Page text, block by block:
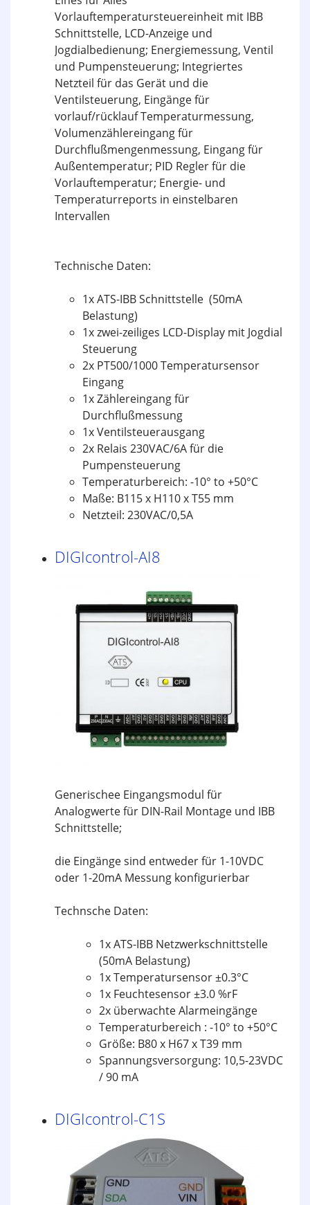
Vorlauftemperatursteuereinheit mit IBB
Schnittstelle, LCD-Anzeige und
Jogdialbedienung; Energiemessung, Ventil
und Pumpensteuerung; Integriertes
Netzteil für das Gerät und die
Ventilsteuerung, Eingänge für
vorlauf/rücklauf Temperaturmessung,
Volumenzählereingang für
Durchflußmengenmessung, Eingang für
Außentemperatur; PID Regler für die
Vorlauftemperatur; Energie- und
Temperaturreports in einstelbaren
Intervallen
Technische Daten:
1x ATS-IBB Schnittstelle (50mA
Belastung)
1x zwei-zeiliges LCD-Display mit Jogdial
Steuerung
2x PT500/1000 Temperatursensor
Eingang
1x Zählereingang für
Durchflußmessung
1x Ventilsteuerausgang
2x Relais 230VAC/6A für die
Pumpensteuerung
Temperaturbereich: -10° to +50°C
Maße: B115 x H110 x T55 mm
Netzteil: 230VAC/0,5A
DIGIcontrol-AI8
Generischee Eingangsmodul für
Analogwerte für DIN-Rail Montage und IBB
Schnittstelle;
die Eingänge sind entweder für 1-10VDC
oder 1-20mA Messung konfigurierbar
Technsche Daten:
1x ATS-IBB Netzwerkschnittstelle
(50mA Belastung)
1x Temperatursensor ±0.3°C
1x Feuchtesensor ±3.0 %rF
2x überwachte Alarmeingänge
Temperaturbereich : -10° to +50°C
Größe: B80 x H67 x T39 mm
Spannungsversorgung: 10,5-23VDC
/ 90 mA
DIGIcontrol-C1S